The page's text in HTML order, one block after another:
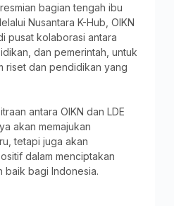
bagian tengah ibu
Nusantara K-Hub, OIKN
pusat kolaborasi antara
dan pemerintah, untuk
riset dan pendidikan yang
antara OIKN dan LDE
akan memajukan
tetapi juga akan
dalam menciptakan
baik bagi Indonesia.